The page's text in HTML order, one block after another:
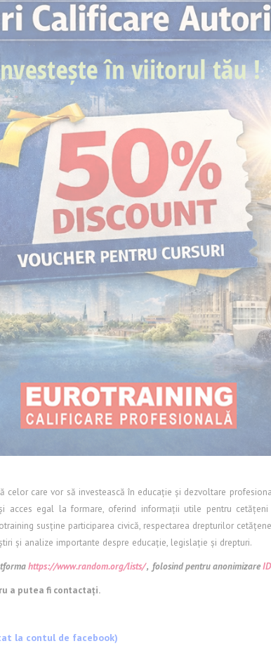
celor care vor să investească în educație și dezvoltare
egal la formare, oferind informații utile pentru
susține participarea civică, respectarea drepturilor
și analize importante despre educație, legislație și drepturi.
https://www.random.org/lists/, folosind pentru anonimizare
a putea fi contactați.
la contul de facebook)